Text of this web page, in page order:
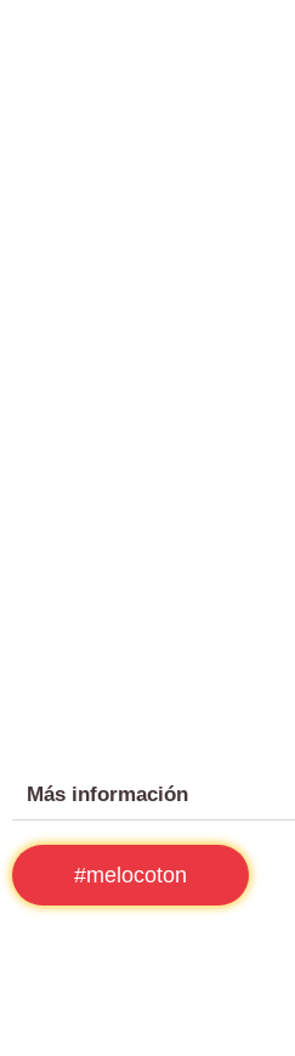
Más información
#melocoton